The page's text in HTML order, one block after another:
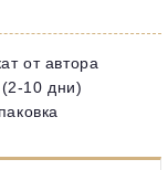
от автора
10 дни)